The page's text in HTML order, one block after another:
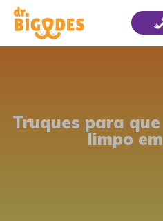
Truques para
limpo